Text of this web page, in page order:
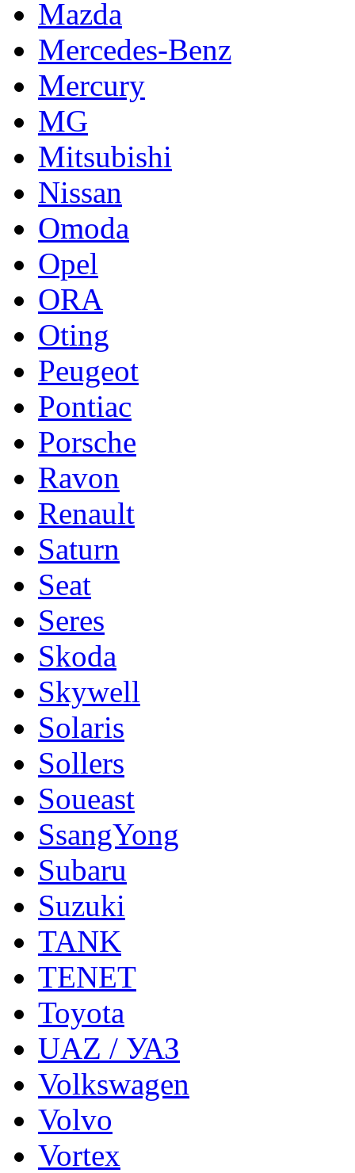
Mazda
Mercedes-Benz
Mercury
MG
Mitsubishi
Nissan
Omoda
Opel
ORA
Oting
Peugeot
Pontiac
Porsche
Ravon
Renault
Saturn
Seat
Seres
Skoda
Skywell
Solaris
Sollers
Soueast
SsangYong
Subaru
Suzuki
TANK
TENET
Toyota
UAZ / УАЗ
Volkswagen
Volvo
Vortex